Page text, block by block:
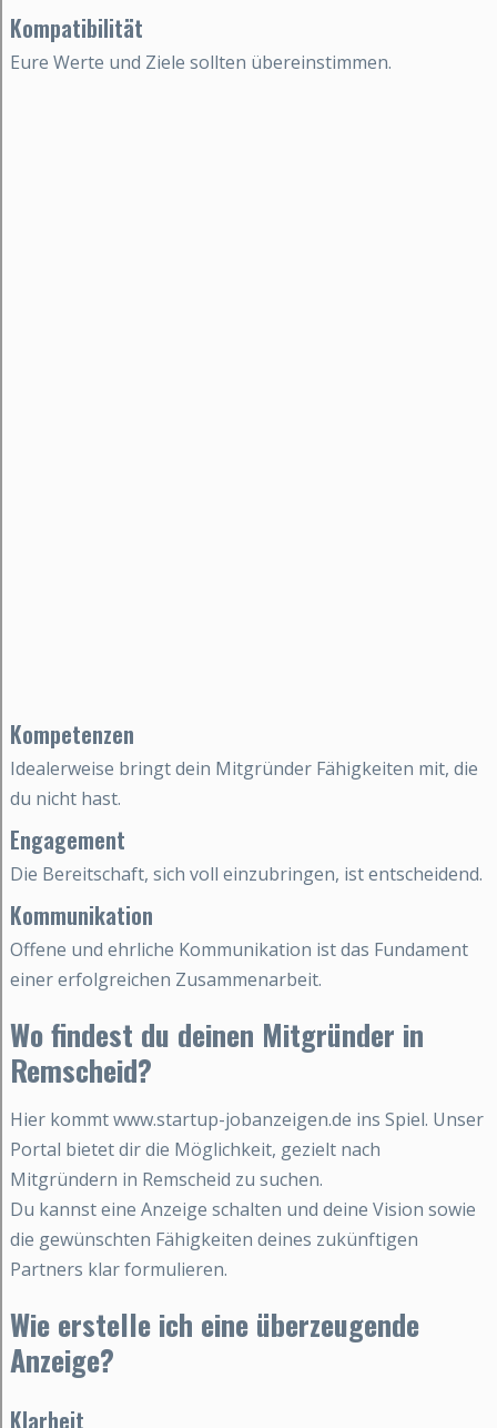
Kompatibilität
Eure Werte und Ziele sollten übereinstimmen.
Kompetenzen
Idealerweise bringt dein Mitgründer Fähigkeiten mit, die
du nicht hast.
Engagement
Die Bereitschaft, sich voll einzubringen, ist entscheidend.
Kommunikation
Offene und ehrliche Kommunikation ist das Fundament
einer erfolgreichen Zusammenarbeit.
Wo findest du deinen Mitgründer in
Remscheid?
Hier kommt www.startup-jobanzeigen.de ins Spiel. Unser
Portal bietet dir die Möglichkeit, gezielt nach
Mitgründern in Remscheid zu suchen.
Du kannst eine Anzeige schalten und deine Vision sowie
die gewünschten Fähigkeiten deines zukünftigen
Partners klar formulieren.
Wie erstelle ich eine überzeugende
Anzeige?
Klarheit